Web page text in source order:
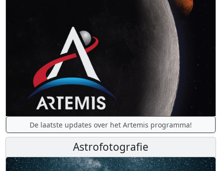
De laatste updates over het Artemis programma!
Astrofotografie